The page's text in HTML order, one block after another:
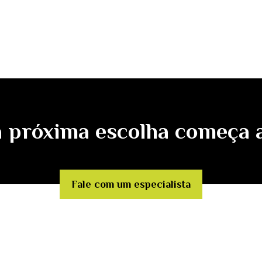
próxima escolha começa
Fale com um especialista